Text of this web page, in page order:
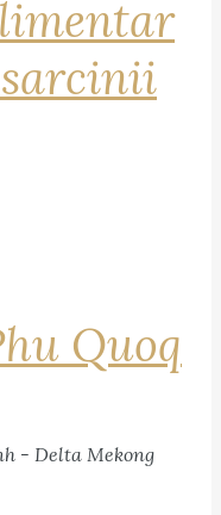
Quoq